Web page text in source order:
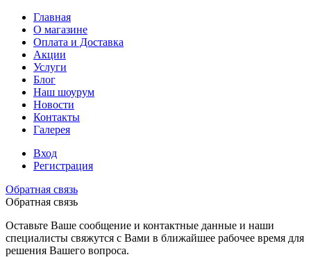
Главная
О магазине
Оплата и Доставка
Акции
Услуги
Блог
Наш шоурум
Новости
Контакты
Галерея
Вход
Регистрация
Обратная связь
Обратная связь
Оставьте Ваше сообщение и контактные данные и наши
специалисты свяжутся с Вами в ближайшее рабочее время для
решения Вашего вопроса.